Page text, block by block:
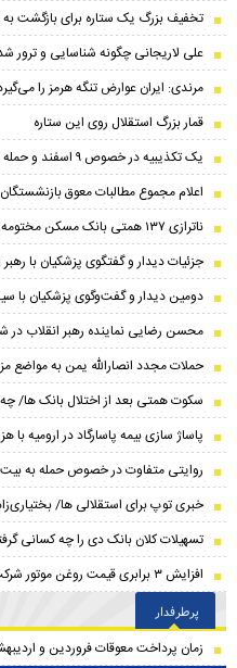
تخفیف بزرگ یک ستاره برای بازگشت به
علی لاریجانی چگونه شناسایی و ترور
مرندی: ایران عوارض تنگه هرمز را
قمار بزرگ استقلال روی این ستاره
یک تکذیبیه در خصوص ۹ اسفند و حمله به بیت رهبری
اعلام مجموع مطالبات معوق
ناترازی ۱۳۷ همتی بانک مسکن مختومه نشد
جزئیات دیدار و گفتگوی پزشکیان با رهبر
دومین دیدار و گفت‌وگوی پزشکیان با
محسن رضایی نماینده رهبر انقلاب در
حملات مجدد انصارالله یمن به مواضع
سکوت همتی بعد از اختلال بانک ها/
پاساژ سازی بیمه پاسارگاد در ارومیه با هزینه ۱۵۰۰ میلیارد
روایتی متفاوت در خصوص حمله به بیت
خبری توپ برای استقلالی ها/
تسهیلات کلان بانک دی را چه کسانی
افزایش ۳ برابری قیمت روغن موتور شرکت نفت‌پارس در یکسال !
پرطرفدار
زمان پرداخت معوقات فروردین و